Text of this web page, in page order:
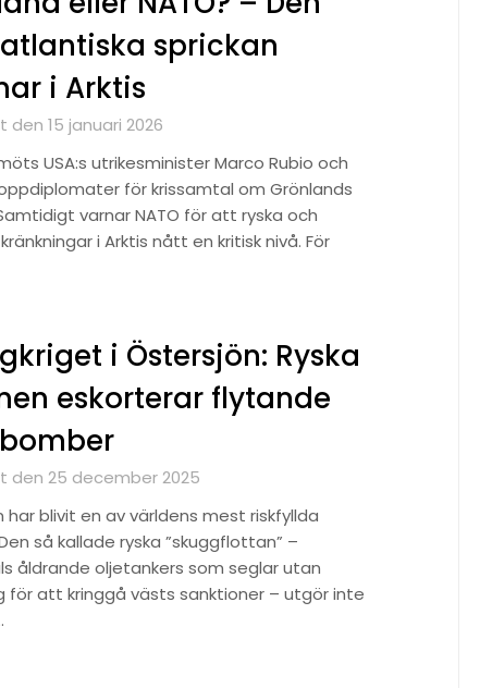
sprickan
i Arktis
den 15 januari 2026
USA:s utrikesminister Marco Rubio och
för krissamtal om Grönlands
varnar NATO för att ryska och
i Arktis nått en kritisk nivå. För
i Östersjön: Ryska
eskorterar flytande
den 25 december 2025
har blivit en av världens mest riskfyllda
så kallade ryska ”skuggflottan” –
åldrande oljetankers som seglar utan
för att kringgå västs sanktioner – utgör inte